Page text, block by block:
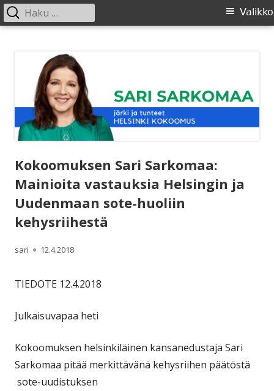
Ensisijainen
Valikko
Haku:
Kokoomuksen Sari Sarkomaa:
Mainioita vastauksia Helsingin ja
Uudenmaan sote-huoliin
kehysriihestä
Kirjoittaja
sari Julkaistu
12.4.2018
TIEDOTE 12.4.2018
Julkaisuvapaa heti
Kokoomuksen helsinkiläinen kansanedustaja Sari
Sarkomaa pitää merkittävänä kehysriihen päätöstä
sote-uudistuksen